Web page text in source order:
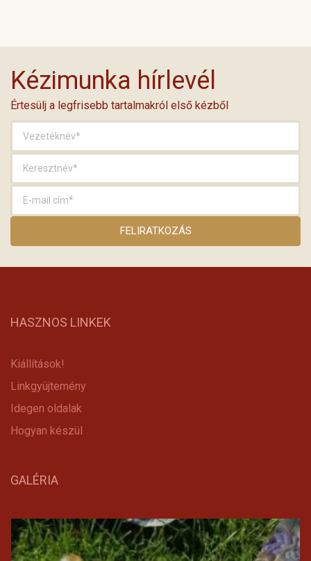
Kézimunka hírlevél
Értesülj a legfrisebb tartalmakról első kézből
HASZNOS LINKEK
Kiállítások!
Linkgyüjtemény
Idegen oldalak
Hogyan készül
GALÉRIA